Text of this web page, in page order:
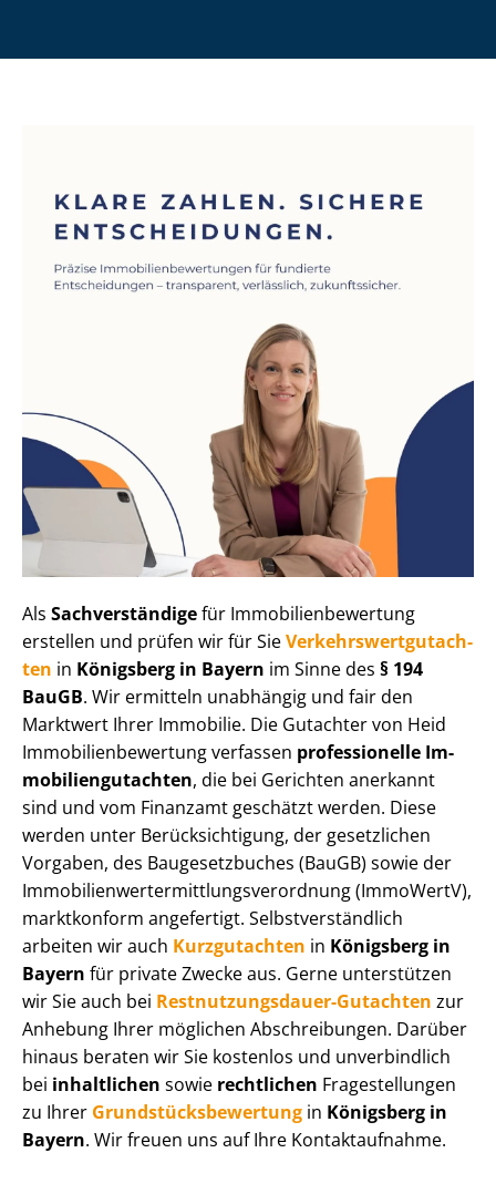
Als Sachverständigefür Im­mo­bi­li­en­be­wer­tung
erstellen und prüfen wir für SieVer­kehrs­wert­gut­ach­
ten in Königsberg in Bayern im Sinne des § 194
BauGB. Wir ermitteln unabhängig und fair den
Marktwert Ihrer Immobilie. Die Gutachter von Heid
Im­mo­bi­li­en­be­wer­tung verfassen professionelle Im­
mo­bi­li­en­gut­ach­ten, die bei Gerichten anerkannt
sind und vom Finanzamt geschätzt werden. Diese
werden unter Be­rück­sich­ti­gung, der gesetzlichen
Vorgaben, des Baugesetzbuches (BauGB) sowie der
Im­mo­bi­li­en­wert­ermitt­lungs­ver­ord­nung (ImmoWertV),
marktkonform angefertigt. Selbst­ver­ständ­lich
arbeiten wir auch Kurzgutachten in Königsberg in
Bayern für private Zwecke aus. Gerne unterstützen
wir Sie auch bei Rest­nut­zungs­dau­er-Gutachten zur
Anhebung Ihrer möglichen Abschreibungen. Darüber
hinaus beraten wir Sie kostenlos und unverbindlich
bei inhaltlichen sowie rechtlichen Fragestellungen
zu Ihrer Grund­stücks­be­wer­tung in Königsberg in
Bayern. Wir freuen uns auf Ihre Kontaktaufnahme.